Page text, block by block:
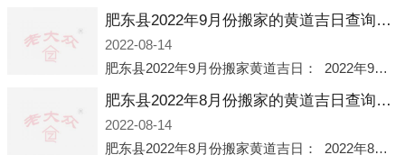
肥东县2022年9月份搬家的黄道吉日查询大全一览表哪天适合搬家好日子
2022-08-14
肥东县2022年9月份搬家黄道吉日： 2022年9月6日 「星期二」 农历八月十一2022年9月12日 「星期一」 农历八月十七2022年9月16日 「星期五」 农历八月廿一2022年9月2
肥东县2022年8月份搬家的黄道吉日查询大全一览表哪天适合搬家好日子
2022-08-14
肥东县2022年8月份搬家黄道吉日： 2022年8月2日 「星期二」 农历七月初五2022年8月6日 「星期六」 农历七月初九2022年8月8日 「星期一」 农历七月十一2022年8月10日 「